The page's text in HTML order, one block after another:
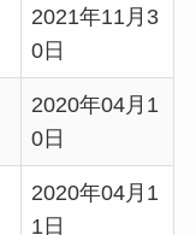
2021年11月3
0日
2020年04月1
0日
2020年04月1
1日